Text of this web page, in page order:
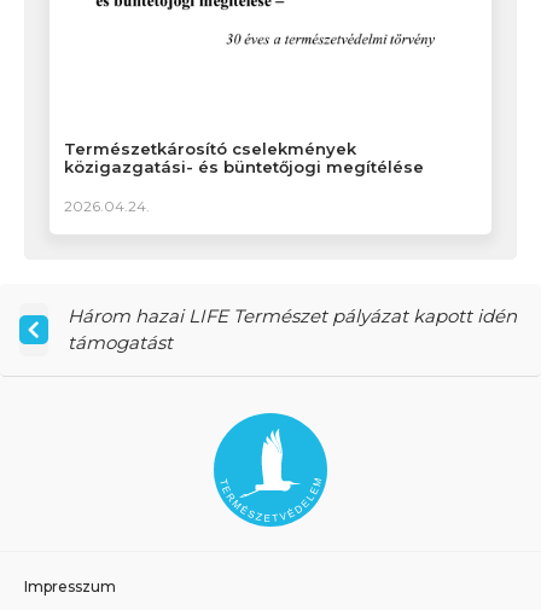
Természetkárosító cselekmények
közigazgatási- és büntetőjogi megítélése
2026.04.24.
Három hazai LIFE Természet pályázat kapott idén
támogatást
Impresszum